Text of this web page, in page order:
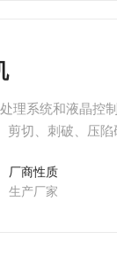
理系统和液晶控
切、刺破、压
伸强度和断裂伸
2006-T 软
厂商性质
生产厂家